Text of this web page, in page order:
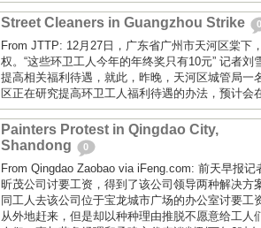
Street Cleaners in Guangzhou Strike 0
From JTTP: 12月27日，广东省广州市天河区棠下
权。“这些环卫工人今年的年终奖只有10元” 记者
提高相关福利待遇，就此，昨晚，天河区城管局一
区正在研究提高环卫工人福利待遇的办法，预计会
Painters Protest in Qingdao City,
Shandong
0
From Qingdao Zaobao via iFeng.com: 前天早报
昕茂公司讨要工资，得到了该公司领导两种解决方
同工人去该公司位于宝龙城市广场的办公室讨要工
从外地赶来，但是却以种种理由推脱不愿意给工人